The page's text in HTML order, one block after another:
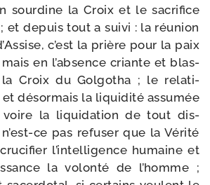
sour­dine la Croix et le sacri­fice
et depuis tout a sui­vi : la réunion
c’est la prière pour la paix
en l’absence criante et blas­
la Croix du Golgotha ; le rela­ti­
désor­mais la liqui­di­té assu­mée
voire la liqui­da­tion de tout dis­
ce pas refu­ser que la Vérité
l’intelligence humaine et
la volon­té de l’homme ;